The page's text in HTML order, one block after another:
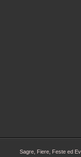
Sagre, Fiere, Feste ed